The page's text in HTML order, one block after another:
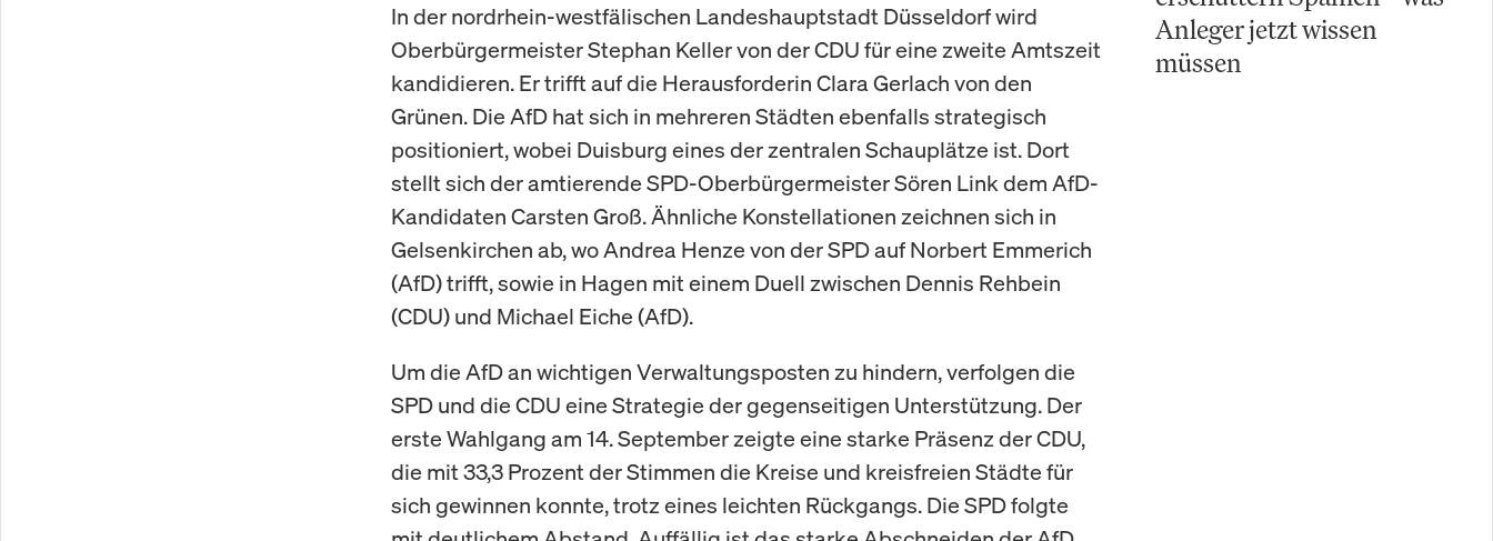
In der nordrhein-westfälischen Landeshauptstadt Düsseldorf wird
Oberbürgermeister Stephan Keller von der CDU für eine zweite Amtszeit
kandidieren. Er trifft auf die Herausforderin Clara Gerlach von den
Grünen. Die AfD hat sich in mehreren Städten ebenfalls strategisch
positioniert, wobei Duisburg eines der zentralen Schauplätze ist. Dort
stellt sich der amtierende SPD-Oberbürgermeister Sören Link dem AfD-
Kandidaten Carsten Groß. Ähnliche Konstellationen zeichnen sich in
Gelsenkirchen ab, wo Andrea Henze von der SPD auf Norbert Emmerich
(AfD) trifft, sowie in Hagen mit einem Duell zwischen Dennis Rehbein
(CDU) und Michael Eiche (AfD).
Um die AfD an wichtigen Verwaltungsposten zu hindern, verfolgen die
SPD und die CDU eine Strategie der gegenseitigen Unterstützung. Der
erste Wahlgang am 14. September zeigte eine starke Präsenz der CDU,
die mit 33,3 Prozent der Stimmen die Kreise und kreisfreien Städte für
sich gewinnen konnte, trotz eines leichten Rückgangs. Die SPD folgte
Anleger jetzt wissen
müssen